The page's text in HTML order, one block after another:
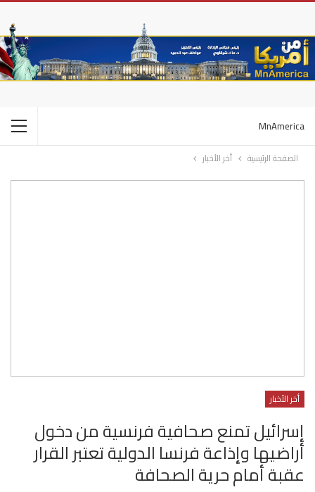
MnAmerica
الصفحة الرئيسية أخر الأخبار
أخر الأخبار
إسرائيل تمنع صحافية فرنسية من دخول
أراضيها وإذاعة فرنسا الدولية تعتبر القرار
عقبة أمام حرية الصحافة